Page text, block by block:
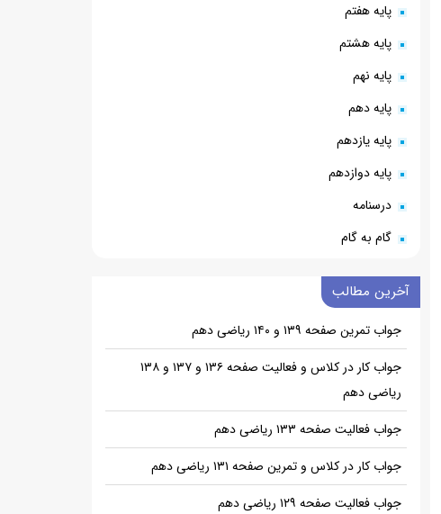
پایه هفتم
پایه هشتم
پایه نهم
پایه دهم
پایه یازدهم
پایه دوازدهم
درسنامه
گام به گام
آخرین مطالب
جواب تمرین صفحه ۱۳۹ و ۱۴۰ ریاضی دهم
جواب کار در کلاس و فعالیت صفحه ۱۳۶ و ۱۳۷ و ۱۳۸
ریاضی دهم
جواب فعالیت صفحه ۱۳۳ ریاضی دهم
جواب کار در کلاس و تمرین صفحه ۱۳۱ ریاضی دهم
جواب فعالیت صفحه ۱۲۹ ریاضی دهم